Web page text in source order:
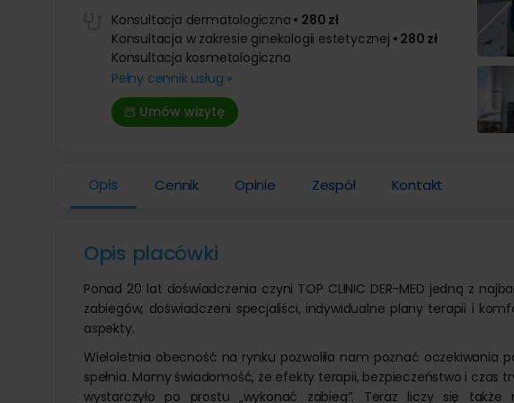
Liposukcja brzucha
Leczenie ginekomastii
Powiększanie penisa kwasem
Usuwanie znamion i
Usuwanie zmarszczek
Lipoliza iniekcyjna
Usuwanie zmarszczek
Leczenie otyłości
Endoskopowe zmniejszenie żołądka
Overstitch
Laparoskopowe leczenie otyłości
Resekcja żołądka laparoskopowo
Chirurgiczne leczenie otyłości
Leczenie otyłości balonem
Dermatologia
Usunięcie znamienia
Usunięcie brodawki
Stomatologia dziecięca
Konsultacja dermatologiczna • 280 zł
Konsultacja w zakresie ginekologii estetycznej • 280 zł
Konsultacja kosmetologiczna
Pełny cennik usług »
Umów wizytę
Opis Cennik Opinie Zespół Kontakt
Opis placówki
Ponad 20 lat doświadczenia czyni TOP CLINIC DER-MED jedną z
zabiegów, doświadczeni specjaliści, indywidualne plany terapii i
aspekty.
Wieloletnia obecność na rynku pozwoliła nam poznać oczekiwania
spełnia. Mamy świadomość, że efekty terapii, bezpieczeństwo i czas
wystarczyło po prostu „wykonać zabieg”. Teraz liczy się